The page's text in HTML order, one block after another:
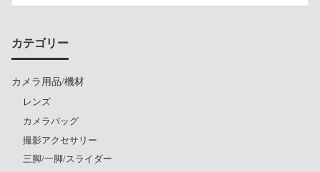
カテゴリー
カメラ用品/機材
レンズ
カメラバッグ
撮影アクセサリー
三脚/一脚/スライダー